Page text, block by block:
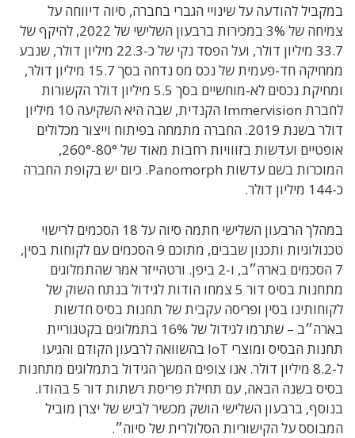
במקביל להודעה על שינויי הגברי בחברה, סיוה דיווחה על
צמיחה של 3% במכירות ברבעון השלישי של 2022, להיקף של
33.7 מיליון דולר, ועל הפסד נקי של כ-22.3 מיליון דולר, שנבע
ממחיקה חד-פעמית של נכס מס נדחה בסך 15.7 מיליון דולר,
ומחיקת נכסים לא-מוחשיים בסך 5.5 מיליון דולר הקשורות
לחברת Immervision הקנדית, שבה היא השקיעה 10 מיליון
דולר בשנת 2019. החברה מתמחה בפיתוח וייצור מכלולים
אופטיים ועדשות בזווויות רחבות מאוד של 80°-260°,
המוכרות בשם עדשות Panomorph. כיום יש בקופת החברה
כ-144 מיליון דולר.
במהלך הרבעון השלישי חתמה סיוה על 18 הסכמים לרישוי
טכנולוגיות ותכנון שבבים, מתוכם 9 הסכמים עם לקוחות בסין,
7 הסכמים בארה״ב, ו-2 ביפן. ורטהייזר אמר שהתמלוגים
מתחנות בסיס דור 5 צמחו הודות לגידול בנתח השוק של
לקוחותינו בסין ופריסה עקבית של תחנות בסיס חדשות
בארה״ב – שתרמו לגידול של 16% בתמלוגים בקטגוריית
תחנות הבסיס ומוצרי IoT בהשוואה לרבעון הקודם והגיעו
ל-8.2 מיליון דולר. אנו צופים המשך הגידול בתמלוגים מתחנות
בסיס בשנה הבאה, עם תחילת פריסת רשתות דור 5 בהודו.
בנוסף, ברבעון השלישי הושק מכשיר לביש של יצרן מוביל
המבוסס על הקישוריות הסלולרית של סיוה״.